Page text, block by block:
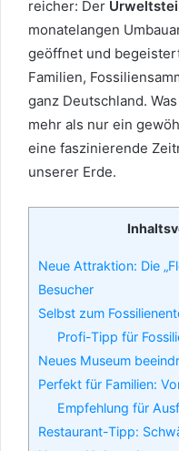
reicher: Der
monatelangen
geöffnet und
Familien,
ganz Deutschland.
mehr als nur ein
eine faszinierende
unserer Erde.
Neue Attraktion: Die
Besucher
Selbst zum
Profi-Tipp für
Neues Museum
Perfekt für Familien:
Empfehlung für
Restaurant-Tipp: